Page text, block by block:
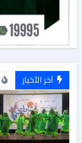
آخر الأخبار